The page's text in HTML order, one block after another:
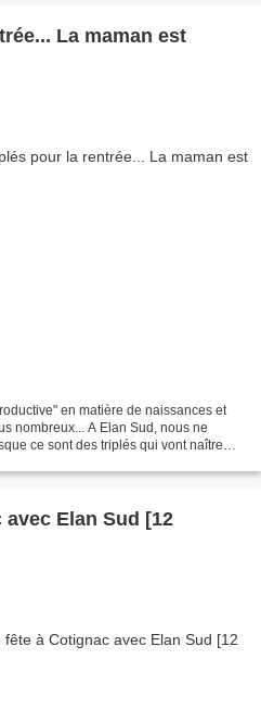
La maman est
en matière de naissances et
nombreux... A Elan Sud, nous ne
ce sont des triplés qui vont naître
Elan Sud [12